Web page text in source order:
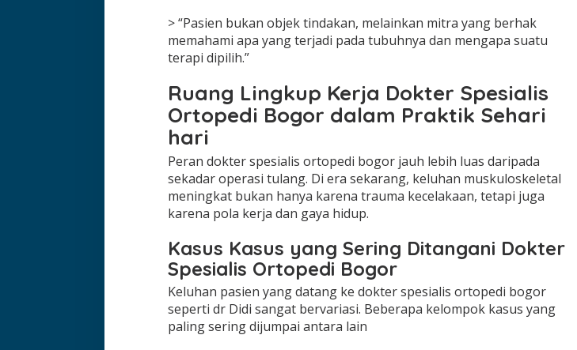
> “Pasien bukan objek tindakan, melainkan mitra yang berhak
memahami apa yang terjadi pada tubuhnya dan mengapa suatu
terapi dipilih.”
Ruang Lingkup Kerja Dokter Spesialis
Ortopedi Bogor dalam Praktik Sehari
hari
Peran dokter spesialis ortopedi bogor jauh lebih luas daripada
sekadar operasi tulang. Di era sekarang, keluhan muskuloskeletal
meningkat bukan hanya karena trauma kecelakaan, tetapi juga
karena pola kerja dan gaya hidup.
Kasus Kasus yang Sering Ditangani Dokter
Spesialis Ortopedi Bogor
Keluhan pasien yang datang ke dokter spesialis ortopedi bogor
seperti dr Didi sangat bervariasi. Beberapa kelompok kasus yang
paling sering dijumpai antara lain